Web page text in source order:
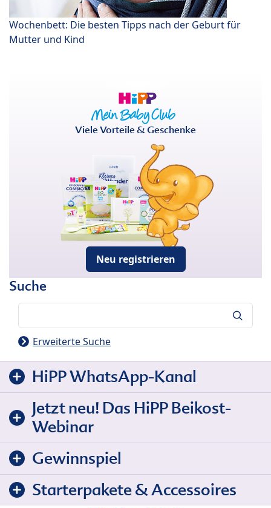
Wochenbett: Die besten Tipps nach der Geburt für
Mutter und Kind
Viele Vorteile & Geschenke
Neu registrieren
Suche
Erweiterte Suche
HiPP WhatsApp-Kanal
Jetzt neu! Das HiPP Beikost-
Webinar
Gewinnspiel
Starterpakete & Accessoires